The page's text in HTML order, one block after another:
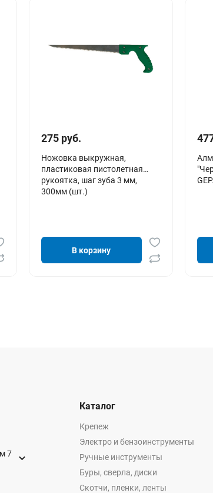
275 руб.
Ножовка выкружная,
пластиковая пистолетная
рукоятка, шаг зуба 3 мм,
300мм (шт.)
В корзину
7
Каталог
Крепеж
Электро и бензоинструменты
Ручные инструменты
Буры, сверла, диски
Скотчи, пленки, ленты